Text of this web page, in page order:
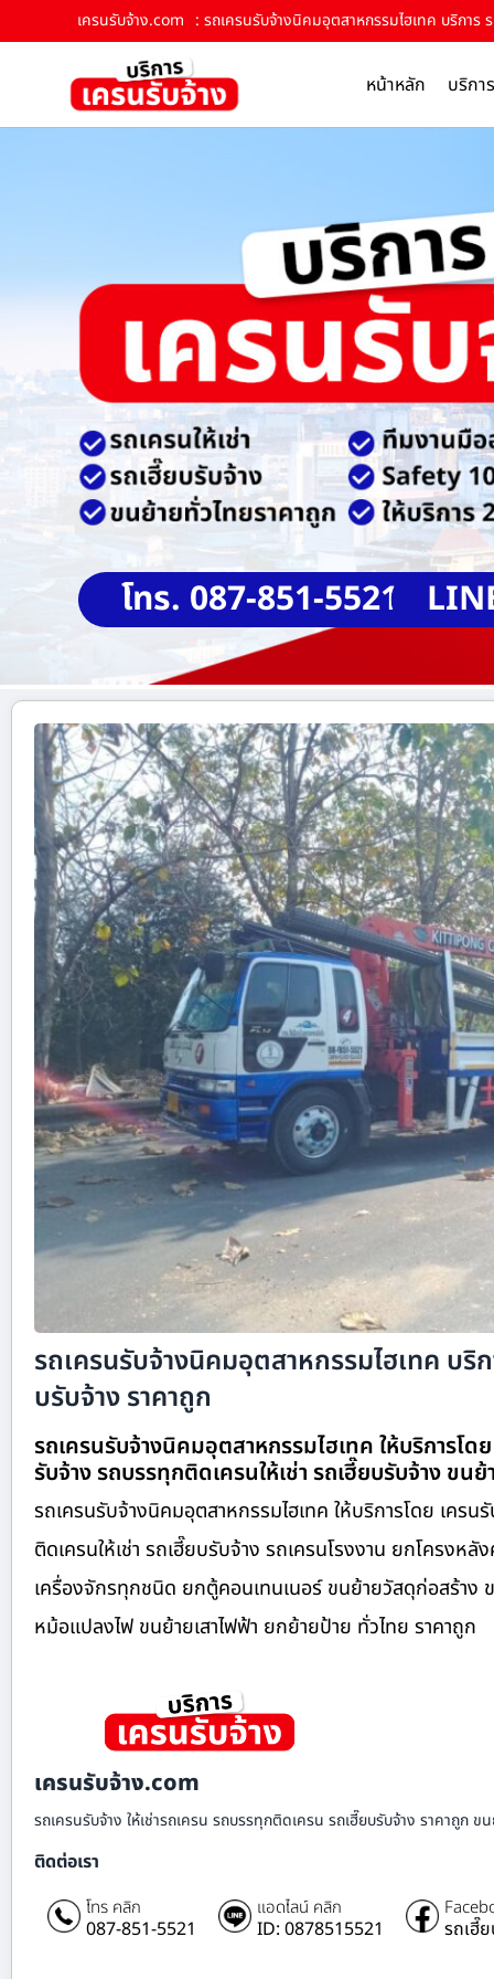
เครนรับจ้าง.com : รถเครนรับจ้างนิคมอุตสาหกรรมไฮเทค บริการ
หน้าหลัก บริกา
โทร. 087-851-5521
รถเครนรับจ้างนิคมอุตสาหกรรมไฮเทค บริ
บรับจ้าง ราคาถูก
รถเครนรับจ้างนิคมอุตสาหกรรมไฮเทค ให้บริการโด
รับจ้าง รถบรรทุกติดเครนให้เช่า รถเฮี๊ยบรับจ้าง ขน
รถเครนรับจ้างนิคมอุตสาหกรรมไฮเทค ให้บริการโดย เคร
ติดเครนให้เช่า รถเฮี๊ยบรับจ้าง รถเครนโรงงาน ยกโครงหลั
เครื่องจักรทุกชนิด ยกตู้คอนเทนเนอร์ ขนย้ายวัสดุก่อสร้าง
หม้อแปลงไฟ ขนย้ายเสาไฟฟ้า ยกย้ายป้าย ทั่วไทย ราคาถูก
เครนรับจ้าง.com
รถเครนรับจ้าง ให้เช่ารถเครน รถบรรทุกติดเครน รถเฮี๊ยบรับจ้าง ราคาถูก
ติดต่อเรา
โทร คลิก
087-851-5521
แอดไลน์ คลิก
ID: 0878515521 รถเฮี๊